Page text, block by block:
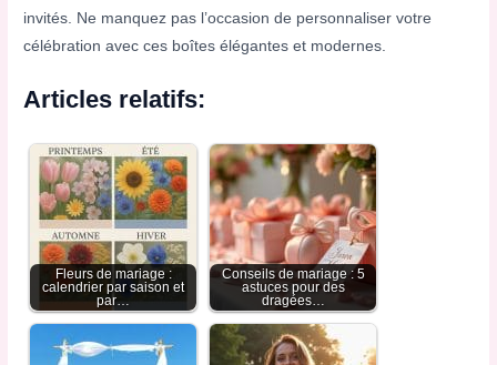
invités. Ne manquez pas l’occasion de personnaliser votre
célébration avec ces boîtes élégantes et modernes.
Articles relatifs:
Fleurs de mariage :
calendrier par saison et
par…
Conseils de mariage : 5
astuces pour des
dragées…